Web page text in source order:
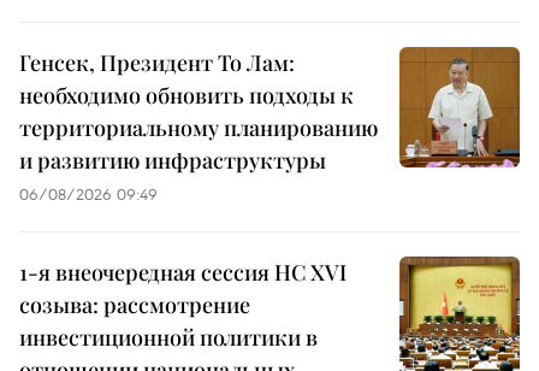
Генсек, Президент То Лам:
необходимо обновить подходы к
территориальному планированию
и развитию инфраструктуры
06/08/2026 09:49
1-я внеочередная сессия НС XVI
созыва: рассмотрение
инвестиционной политики в